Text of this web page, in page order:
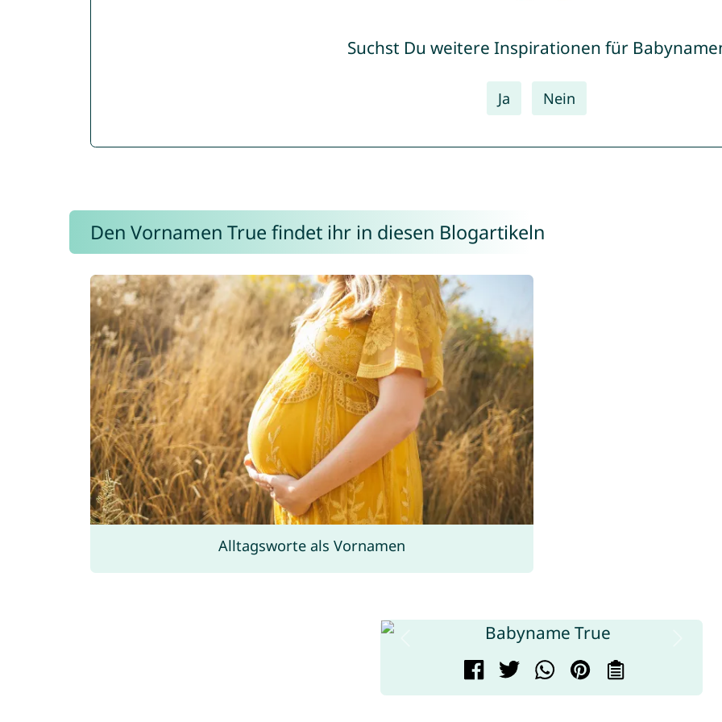
Suchst Du weitere Inspirationen für
Ja Nein
Den Vornamen True findet ihr in diesen Blogartikeln
Alltagsworte als Vornamen